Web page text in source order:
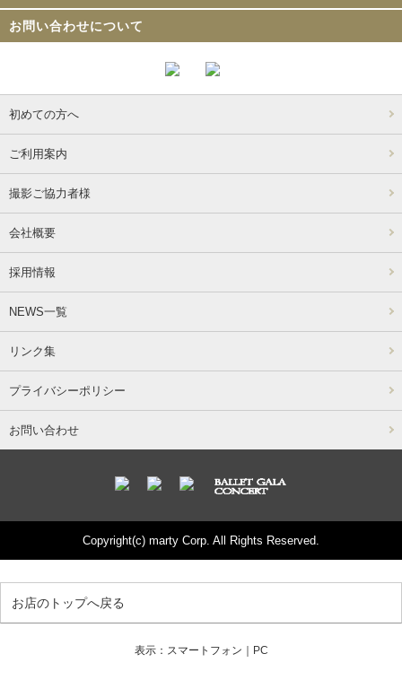
お問い合わせについて
初めての方へ
ご利用案内
撮影ご協力者様
会社概要
採用情報
NEWS一覧
リンク集
プライバシーポリシー
お問い合わせ
Copyright(c) marty Corp. All Rights Reserved.
お店のトップへ戻る
表示：スマートフォン｜ PC